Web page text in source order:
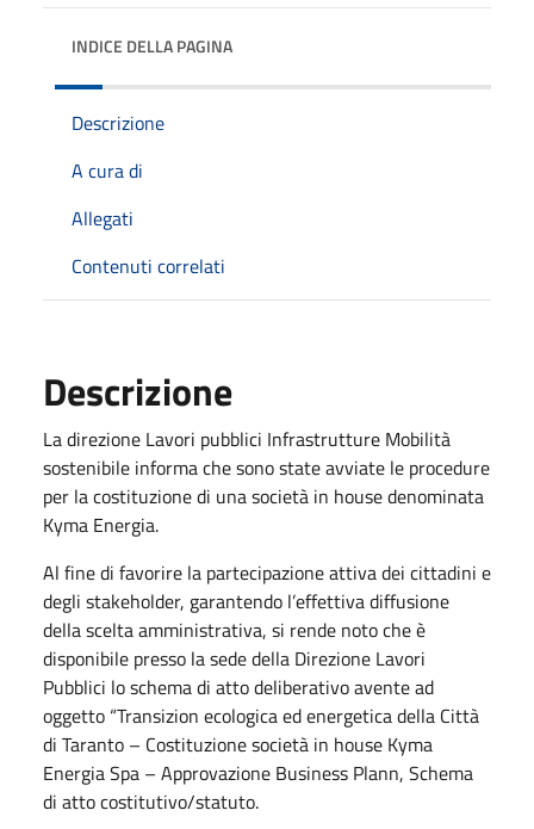
INDICE DELLA PAGINA
Descrizione
A cura di
Allegati
Contenuti correlati
Descrizione
La direzione Lavori pubblici Infrastrutture Mobilità
sostenibile informa che sono state avviate le procedure
per la costituzione di una società in house denominata
Kyma Energia.
Al fine di favorire la partecipazione attiva dei cittadini e
degli stakeholder, garantendo l’effettiva diffusione
della scelta amministrativa, si rende noto che è
disponibile presso la sede della Direzione Lavori
Pubblici lo schema di atto deliberativo avente ad
oggetto “Transizion ecologica ed energetica della Città
di Taranto – Costituzione società in house Kyma
Energia Spa – Approvazione Business Plann, Schema
di atto costitutivo/statuto.